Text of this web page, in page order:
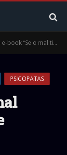
o mal tivesse um nome” de Christian Costa
PSICOPATAS